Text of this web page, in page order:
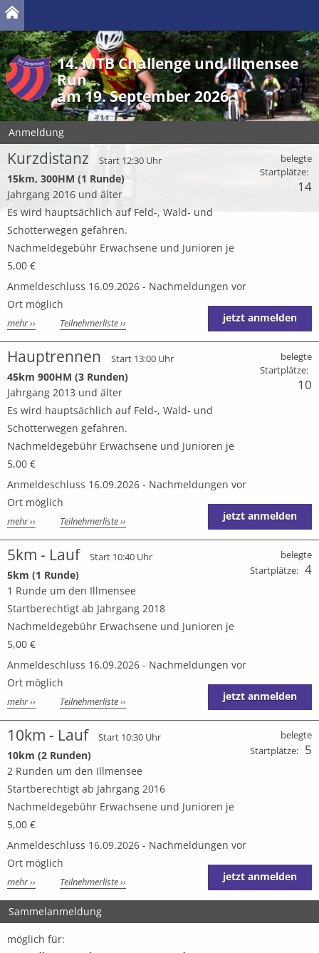
14. MTB Challenge und Illmensee
Run
am 19. September 2026
Anmeldung
Kurzdistanz Start 12:30 Uhr
15km, 300HM (1 Runde)
Jahrgang 2016 und älter
Es wird hauptsächlich auf Feld-, Wald- und
Schotterwegen gefahren.
Nachmeldegebühr Erwachsene und Junioren je
5,00 €
Anmeldeschluss 16.09.2026 - Nachmeldungen vor
Ort möglich
mehr ›› Teilnehmerliste ››
belegte
Startplätze:
14
jetzt anmelden
Hauptrennen Start 13:00 Uhr
45km 900HM (3 Runden)
Jahrgang 2013 und älter
Es wird hauptsächlich auf Feld-, Wald- und
Schotterwegen gefahren.
Nachmeldegebühr Erwachsene und Junioren je
5,00 €
Anmeldeschluss 16.09.2026 - Nachmeldungen vor
Ort möglich
mehr ›› Teilnehmerliste ››
belegte
Startplätze:
10
jetzt anmelden
5km - Lauf Start 10:40 Uhr
5km (1 Runde)
1 Runde um den Illmensee
Startberechtigt ab Jahrgang 2018
Nachmeldegebühr Erwachsene und Junioren je
5,00 €
Anmeldeschluss 16.09.2026 - Nachmeldungen vor
Ort möglich
mehr ›› Teilnehmerliste ››
belegte
Startplätze: 4
jetzt anmelden
10km - Lauf Start 10:30 Uhr
10km (2 Runden)
2 Runden um den Illmensee
Startberechtigt ab Jahrgang 2016
Nachmeldegebühr Erwachsene und Junioren je
5,00 €
Anmeldeschluss 16.09.2026 - Nachmeldungen vor
Ort möglich
mehr ›› Teilnehmerliste ››
belegte
Startplätze: 5
jetzt anmelden
Sammelanmeldung
möglich für: